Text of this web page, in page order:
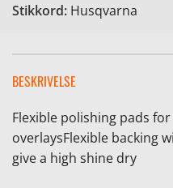
Stikkord: Husqvarna
BESKRIVELSE
Flexible polishing pads
overlaysFlexible backing
give a high shine dry